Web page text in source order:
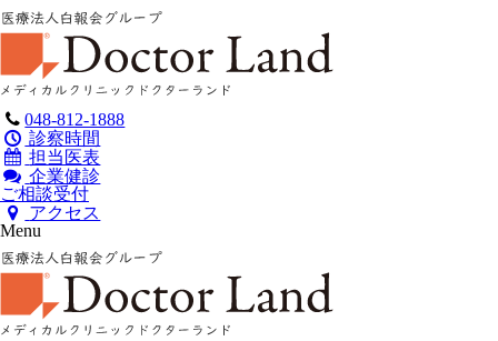
048-812-1888
診察時間
担当医表
企業健診
ご相談受付
アクセス
Menu